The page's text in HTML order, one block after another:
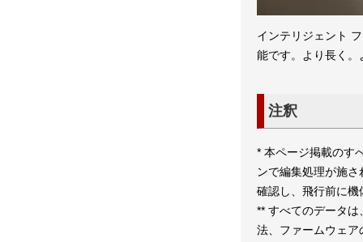
インテリジェント
能です。より長く
注釈
* 本ページ掲載のす
ンで編集処理が施
確認し、飛行前に
** すべてのデータ
法、ファームウェ